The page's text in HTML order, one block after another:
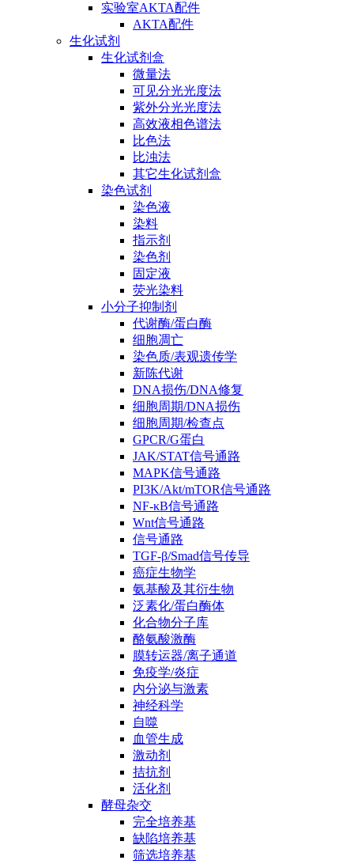
实验室AKTA配件
AKTA配件
生化试剂
生化试剂盒
微量法
可见分光光度法
紫外分光光度法
高效液相色谱法
比色法
比浊法
其它生化试剂盒
染色试剂
染色液
染料
指示剂
染色剂
固定液
荧光染料
小分子抑制剂
代谢酶/蛋白酶
细胞凋亡
染色质/表观遗传学
新陈代谢
DNA损伤/DNA修复
细胞周期/DNA损伤
细胞周期/检查点
GPCR/G蛋白
JAK/STAT信号通路
MAPK信号通路
PI3K/Akt/mTOR信号通路
NF-κB信号通路
Wnt信号通路
信号通路
TGF-β/Smad信号传导
癌症生物学
氨基酸及其衍生物
泛素化/蛋白酶体
化合物分子库
酪氨酸激酶
膜转运器/离子通道
免疫学/炎症
内分泌与激素
神经科学
自噬
血管生成
激动剂
拮抗剂
活化剂
酵母杂交
完全培养基
缺陷培养基
筛选培养基